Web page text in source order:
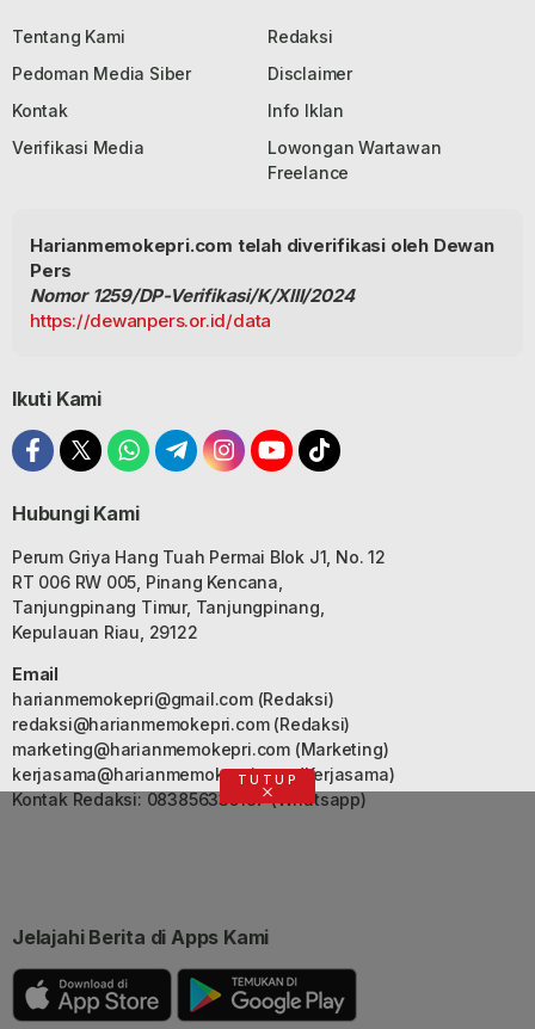
Tentang Kami
Redaksi
Pedoman Media Siber
Disclaimer
Kontak
Info Iklan
Verifikasi Media
Lowongan Wartawan
Freelance
Harianmemokepri.com telah diverifikasi oleh Dewan
Pers
Nomor 1259/DP-Verifikasi/K/XIII/2024
https://dewanpers.or.id/data
Ikuti Kami
Hubungi Kami
Perum Griya Hang Tuah Permai Blok J1, No. 12
RT 006 RW 005, Pinang Kencana,
Tanjungpinang Timur, Tanjungpinang,
Kepulauan Riau, 29122
Email
harianmemokepri@gmail.com(Redaksi)
redaksi@harianmemokepri.com(Redaksi)
marketing@harianmemokepri.com(Marketing)
kerjasama@harianmemokepri.com(Kerjasama)
Kontak Redaksi: 083856335187 (Whatsapp)
Jelajahi Berita di Apps Kami
TUTUP